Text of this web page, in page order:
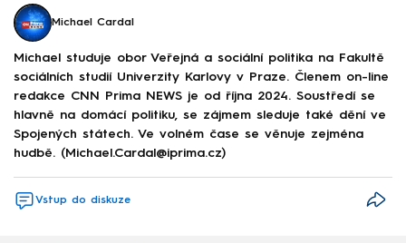
Michael Cardal
Michael studuje obor Veřejná a sociální politika na Fakultě
sociálních studií Univerzity Karlovy v Praze. Členem on-line
redakce CNN Prima NEWS je od října 2024. Soustředí se
hlavně na domácí politiku, se zájmem sleduje také dění ve
Spojených státech. Ve volném čase se věnuje zejména
hudbě. (Michael.Cardal@iprima.cz)
Vstup do diskuze